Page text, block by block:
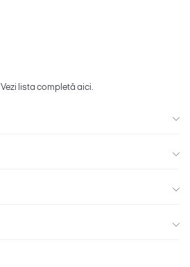
Vezi lista completă aici.